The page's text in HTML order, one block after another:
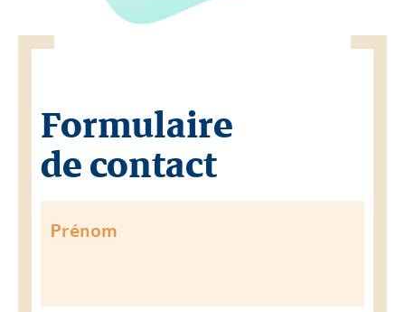
Formulaire
de contact
Prénom